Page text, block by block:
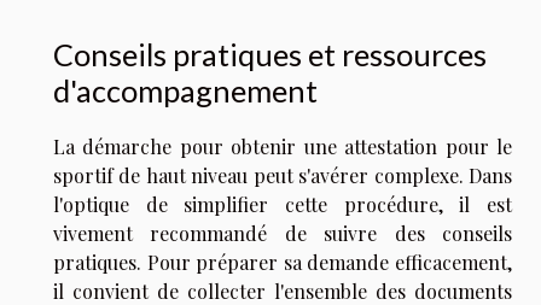
Conseils pratiques et ressources
d'accompagnement
La démarche pour obtenir une attestation pour le
sportif de haut niveau peut s'avérer complexe. Dans
l'optique de simplifier cette procédure, il est
vivement recommandé de suivre des conseils
pratiques. Pour préparer sa demande efficacement,
il convient de collecter l'ensemble des documents